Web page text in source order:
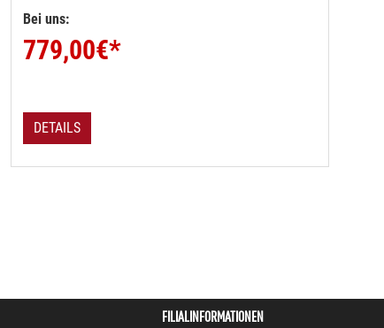
Bei uns:
779,00€*
DETAILS
FILIALINFORMATIONEN